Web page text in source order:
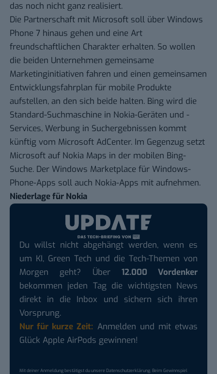
das noch nicht ganz realisiert.
Die Partnerschaft mit Microsoft soll über Windows
Phone 7 hinaus gehen und eine Art
freundschaftlichen Charakter erhalten. So wollen
die beiden Unternehmen gemeinsame
Marketinginitiativen fahren und einen gemeinsamen
Entwicklungsfahrplan für mobile Produkte
aufstellen, an den sich beide halten. Bing wird die
Standard-Suchmaschine in Nokia-Geräten und -
Services, Werbung in Suchergebnissen kommt
künftig vom Microsoft AdCenter. Im Gegenzug setzt
Microsoft auf Nokia Maps in der mobilen Bing-
Suche. Der Windows Marketplace für Windows-
Phone-Apps soll auch Nokia-Apps mit aufnehmen.
Niederlage für Nokia
Du willst nicht abgehängt werden, wenn es
um KI, Green Tech und die Tech-Themen von
Morgen geht? Über 12.000 Vordenker
bekommen jeden Tag die wichtigsten News
direkt in die Inbox und sichern sich ihren
Vorsprung.
Nur für kurze Zeit: Anmelden und mit etwas
Glück Apple AirPods gewinnen!
Mit deiner Anmeldung bestätigst du unsereDatenschutzerklärung. Beim Gewinnspiel